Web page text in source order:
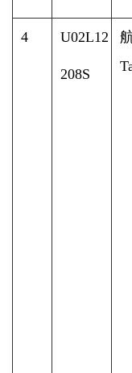
4 U02L12
208S